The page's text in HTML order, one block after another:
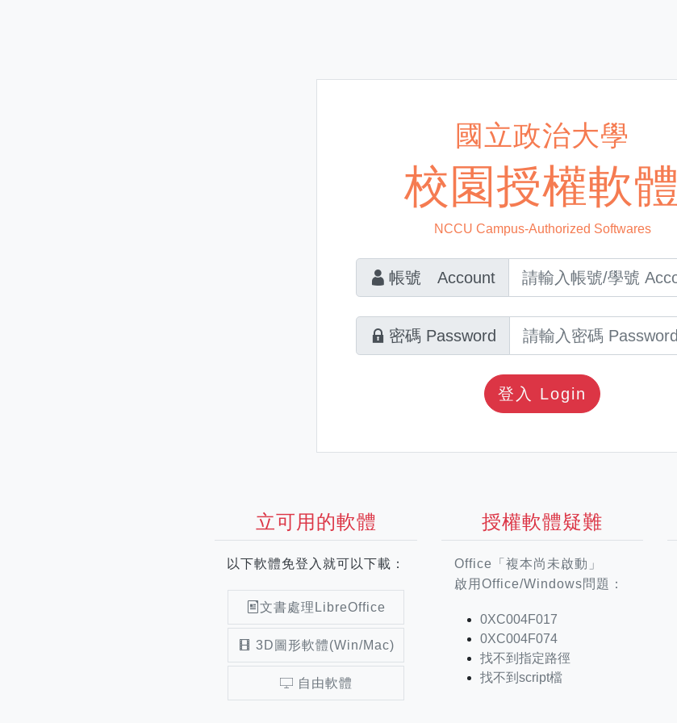
國立政治大學
校園授權軟體
NCCU Campus-Authorized Softwares
帳號 Account
密碼 Password
登入 Login
立可用的軟體
以下軟體免登入就可以下載：
文書處理LibreOffice
3D圖形軟體(Win/Mac)
自由軟體
授權軟體疑難
Office「複本尚未啟動」
啟用Office/Windows問題：
0XC004F017
0XC004F074
找不到指定路徑
找不到script檔